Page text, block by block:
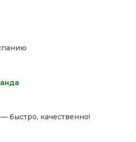
быстро, качественно!